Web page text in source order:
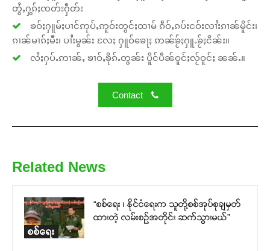
တွႆႇႁွၵ်ႈၸတ်းႁဵတ်း
ၶဝ်ႈႁူမ်ႈပၢင်ဢုပ်ႇဢူဝ်းတွင်ႈထၢမ် ၵဵဝ်ႇၵပ်းငဝ်းလၢႆးၵၢၼ်မိူင်း၊
ၵၢၼ်မၢၵ်ႈမီး၊ ပၢႆးမွၼ်း လႄႈ ႁူဝ်ၶေႃႈ ဢၼ်ၶႂ်ႈႁူႉၶႂ်ႈငိၼ်း။
လႆႈႁပ်ႉဢၢၼ်ႇ ၶၢဝ်ႇၶိုၵ်ႉတွၼ်း ပိူင်ပဵၼ်ဝူင်ႈလႂ်ဝူင်ႈ ၼၼ်ႉ။
Contact
Related News
စစ်ရေး
“စစ်ရေး ၊ နိုင်ငံရေးက သူတို့စစ်အုပ်စုချမှတ်
ထားတဲ့ လမ်းစဉ်အတိုင်း ဆက်သွားမယ်”